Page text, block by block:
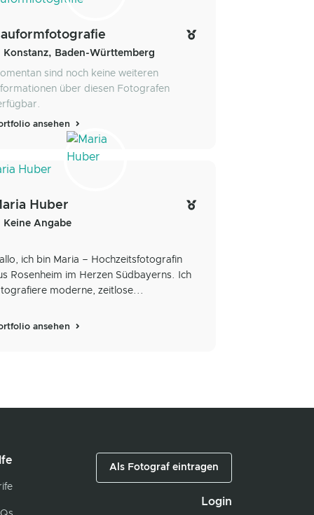
Konstanz, Baden-Württemberg
sind noch keine weiteren
über diesen Fotografen
ansehen
Huber
Keine Angabe
ich bin Maria – Hochzeitsfotografin
Rosenheim im Herzen Südbayerns. Ich
moderne, zeitlose...
ansehen
Als Fotograf eintragen
Login